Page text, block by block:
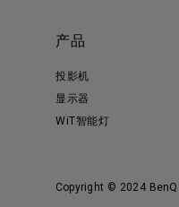
产品
投影机
显示器
WiT智能灯
Copyright © 2024